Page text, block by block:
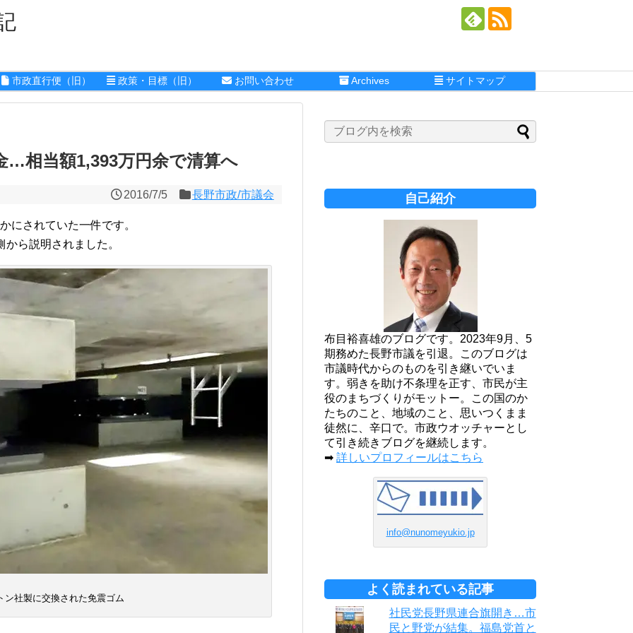
市政直行便（旧） 政策・目標（旧） お問い合わせ Archives サイトマップ
…相当額1,393万円余で清算へ
2016/7/5 長野市政/市議会
されていた一件です。
ら説明されました。
ン社製に交換された免震ゴム
自己紹介
布目裕喜雄のブログです。2023年9月、5
期務めた長野市議を引退。このブログは
市議時代からのものを引き継いでいま
す。弱きを助け不条理を正す、市民が主
役のまちづくりがモットー。この国のか
たちのこと、地域のこと、思いつくまま
徒然に、辛口で。市政ウオッチャーとし
て引き続きブログを継続します。
➡ 詳しいプロフィールはこちら
info@nunomeyukio.jp
よく読まれている記事
社民党長野県連合旗開き…市
民と野党が結集。福島党首と